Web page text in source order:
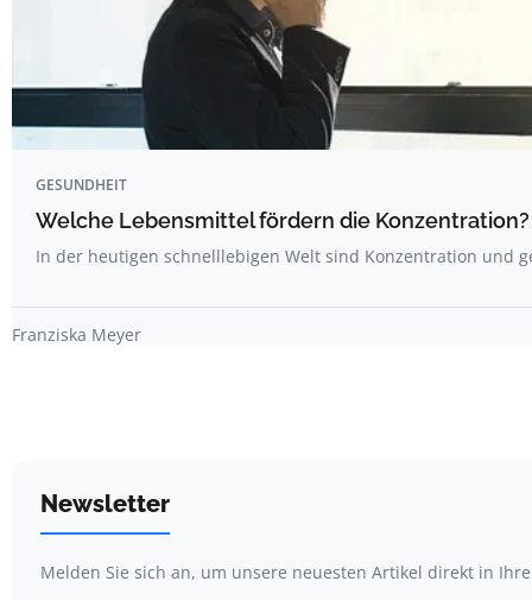
GESUNDHEIT
Welche Lebensmittel fördern die Konzentration?
In der heutigen schnelllebigen Welt sind Konzentration und
Franziska Meyer
Newsletter
Melden Sie sich an, um unsere neuesten Artikel direkt in